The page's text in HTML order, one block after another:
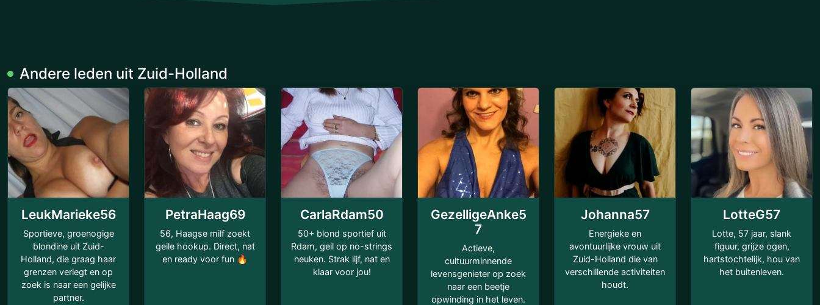
Andere leden uit Zuid-Holland
LeukMarieke56
Sportieve, groenogige
blondine uit Zuid-
Holland, die graag haar
grenzen verlegt en op
zoek is naar een gelijke
partner.
PetraHaag69
56, Haagse milf zoekt
geile hookup. Direct, nat
en ready voor fun 🔥
CarlaRdam50
50+ blond sportief uit
Rdam, geil op no-strings
neuken. Strak lijf, nat en
klaar voor jou!
GezelligeAnke5
7
Actieve,
cultuurminnende
levensgenieter op zoek
naar een beetje
opwinding in het leven.
Johanna57
Energieke en
avontuurlijke vrouw uit
Zuid-Holland die van
verschillende activiteiten
houdt.
LotteG57
Lotte, 57 jaar, slank
figuur, grijze ogen,
hartstochtelijk, hou van
het buitenleven.